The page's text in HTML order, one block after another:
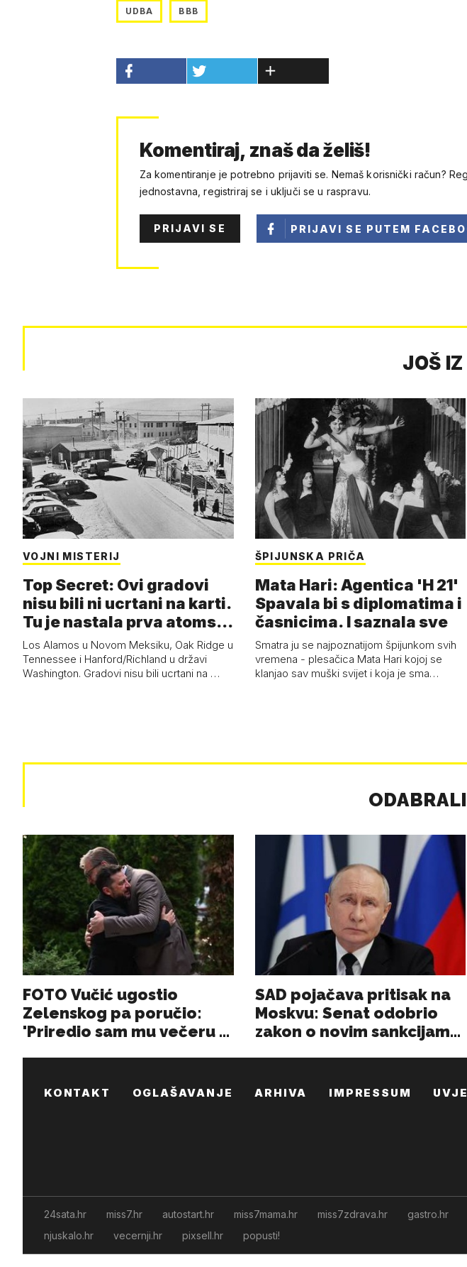
UDBA BBB
Komentiraj, znaš da želiš!
Za komentiranje je potrebno prijaviti se. Nemaš korisnički račun?
jednostavna, registriraj se i uključi se u raspravu.
PRIJAVI SE PRIJAVI SE PUTEM
JOŠ IZ
VOJNI MISTERIJ
Top Secret: Ovi gradovi
nisu bili ni ucrtani na karti.
Tu je nastala prva atoms…
Los Alamos u Novom Meksiku, Oak Ridge u
Tennessee i Hanford/Richland u državi
Washington. Gradovi nisu bili ucrtani na …
ŠPIJUNSKA PRIČA
Mata Hari: Agentica 'H 21'
Spavala bi s diplomatima i
časnicima. I saznala sve
Smatra ju se najpoznatijom špijunkom svih
vremena - plesačica Mata Hari kojoj se
klanjao sav muški svijet i koja je sma…
KONTAKT OGLAŠAVANJE ARHIVA IMPRESSUM
24sata.hr miss7.hr autostart.hr miss7mama.hr miss7zdrava.hr gastro.hr
njuskalo.hr
vecernji.hr pixsell.hr popusti!